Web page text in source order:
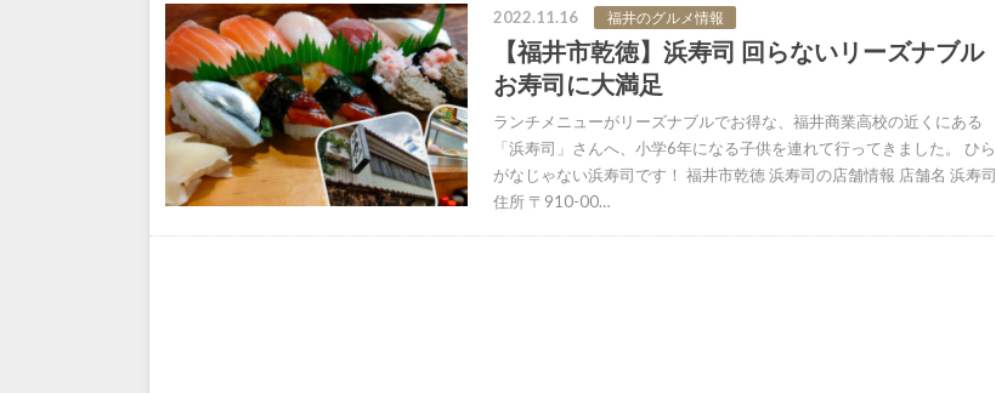
2022.11.16 福井のグルメ情報
【福井市乾徳】浜寿司 回らないリーズナブル
お寿司に大満足
ランチメニューがリーズナブルでお得な、福井商業高校の近くにある
「浜寿司」さんへ、小学6年になる子供を連れて行ってきました。 ひら
がなじゃない浜寿司です！ 福井市乾徳 浜寿司の店舗情報 店舗名 浜寿司
住所 〒910-00…